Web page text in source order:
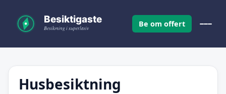
Be om offert
Husbesiktning